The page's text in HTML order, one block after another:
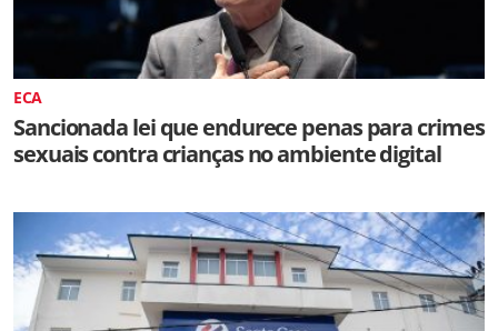
ECA
Sancionada lei que endurece penas para crimes
sexuais contra crianças no ambiente digital